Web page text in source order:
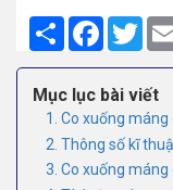
Share Facebook
Mục lục bài viết
1. Co xuống máng
2. Thông số kĩ
3. Co xuống